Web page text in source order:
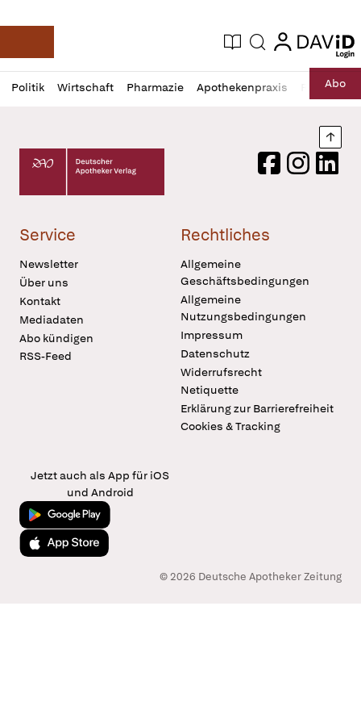
Deutsche Apotheker Zeitung
Aktuelle Ausgabe
Suche login
login
Politik Wirtschaft Pharmazie Apothekenpraxis RechtAbo
Profil
öffnen
Daz
Pur
Deutscher Apotheker Verlag Logo
FacebookInstagram
Service
Newsletter
Über uns
Kontakt
Mediadaten
Abo kündigen
RSS-Feed
Rechtliches
Allgemeine
Geschäftsbedingungen
Allgemeine
Nutzungsbedingungen
Impressum
Datenschutz
Widerrufsrecht
Netiquette
Erklärung zur Barrierefreiheit
Cookies & Tracking
Jetzt auch als App für iOS
und Android
Jetzt bei Google Play
Laden im App Store
© 2026 Deutsche Apotheker Zeitung